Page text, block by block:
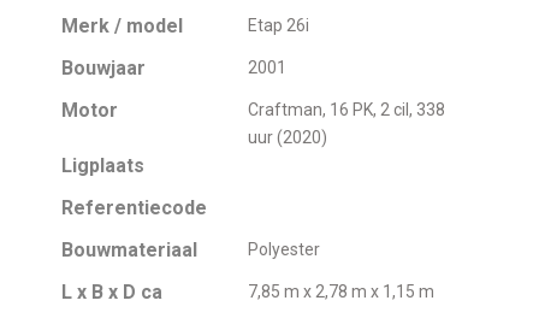
Merk / model Etap 26i
Bouwjaar 2001
Motor
Craftman, 16 PK, 2 cil, 338
uur (2020)
Ligplaats
Referentiecode
Bouwmateriaal
Polyester
L x B x D ca 7,85 m x 2,78 m x 1,15 m